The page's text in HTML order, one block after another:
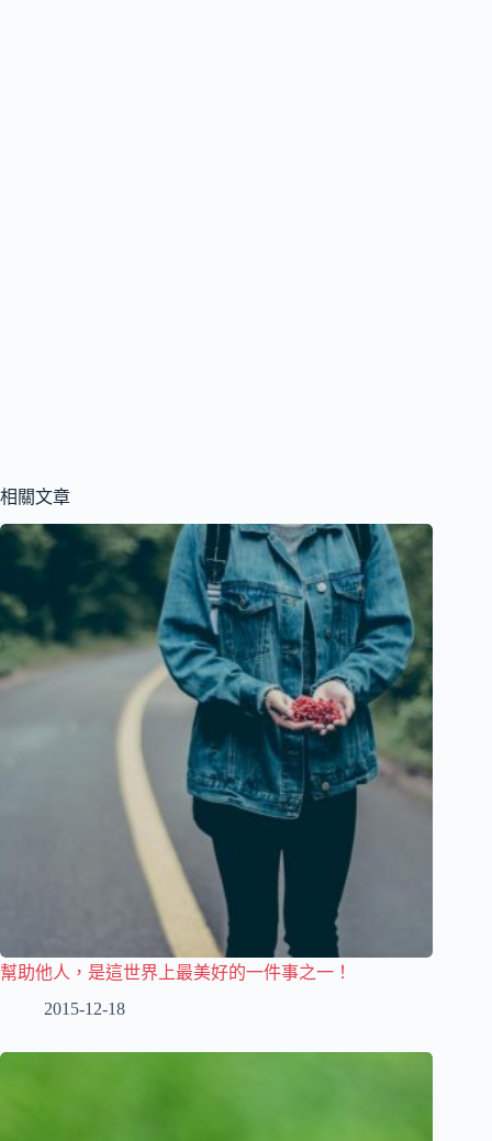
相關文章
幫助他人，是這世界上最美好的一件事之一！
2015-12-18